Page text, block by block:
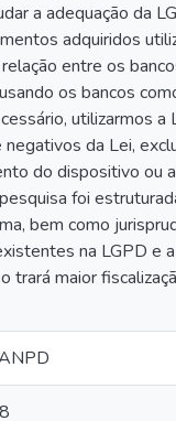
a adequação da
adquiridos
entre os
os bancos
utilizarmos
da Lei,
do dispositivo ou
foi
bem como
na LGPD e
trará maior